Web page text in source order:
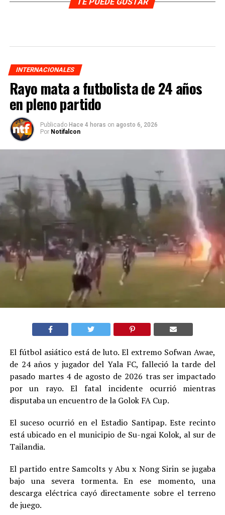
INTERNACIONALES
Rayo mata a futbolista de 24 años
en pleno partido
Publicado Hace 4 horas on agosto 6, 2026
Por Notifalcon
El fútbol asiático está de luto. El extremo Sofwan Awae,
de 24 años y jugador del Yala FC, falleció la tarde del
pasado martes 4 de agosto de 2026 tras ser impactado
por un rayo. El fatal incidente ocurrió mientras
disputaba un encuentro de la Golok FA Cup.
El suceso ocurrió en el Estadio Santipap. Este recinto
está ubicado en el municipio de Su-ngai Kolok, al sur de
Tailandia.
El partido entre Samcolts y Abu x Nong Sirin se jugaba
bajo una severa tormenta. En ese momento, una
descarga eléctrica cayó directamente sobre el terreno
de juego.